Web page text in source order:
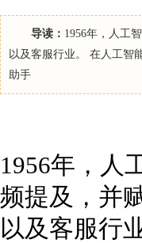
导读： 1956年，人工
以及客服行业。 在人工智
助手
1956年，人
频提及，并
以及客服行业